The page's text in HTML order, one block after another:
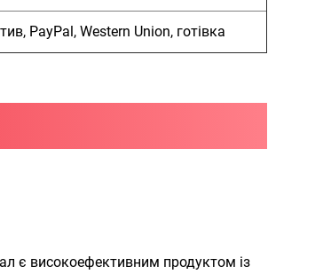
PayPal, Western Union, готівка
є високоефективним продуктом із